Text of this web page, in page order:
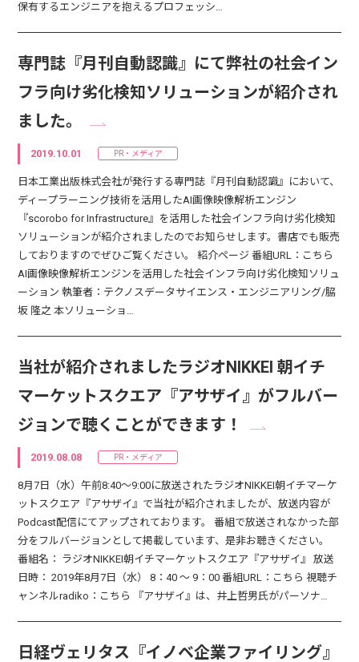
保有するエンジニアを抱えるプロフェッシ…
専門誌『月刊自動認識』にて弊社の社会イン
フラ向け劣化検知ソリューションが紹介され
ました。
2019.10.01 PR・メディア
日本工業出版株式会社が発行する専門誌『月刊自動認識』において、
ディープラーニング技術を活用したAI画像映像解析エンジン
『scorobo for Infrastructure』を活用した社会インフラ向け劣化検知
ソリューションが紹介されましたのでお知らせします。書店でも販売
しておりますのでぜひご覧ください。 紹介ページ 番組URL：こちら
AI画像映像解析エンジンを活用した社会インフラ向け劣化検知ソリュ
ーション 執筆者：テクノスデータサイエンス・エンジニアリング/脇
坂 隆之 本ソリューショ…
当社が紹介されましたラジオNIKKEI 朝イチ
マーケットスクエア『アサザイ』がフルバー
ジョンで聴くことができます！
2019.08.08 PR・メディア
8月7日（水）午前8:40～9:00に放送されたラジオNIKKEI朝イチマーケ
ットスクエア『アサザイ』で当社が紹介されましたが、放送内容が
Podcast配信にてアップされております。 番組で放送されなかった部
分をフルバージョンとして掲載しています、是非お聴きください。
番組名： ラジオNIKKEI朝イチマーケットスクエア『アサザイ』 放送
日時： 2019年8月7日（水） 8：40 ～ 9：00 番組URL：こちら 視聴チ
ャンネルradiko：こちら 『アサザイ』は、井上哲男氏がパーソナ…
日経ヴェリタス『イノベ企業ファイリング』